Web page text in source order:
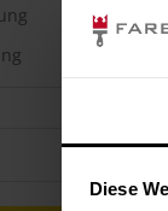
Diese